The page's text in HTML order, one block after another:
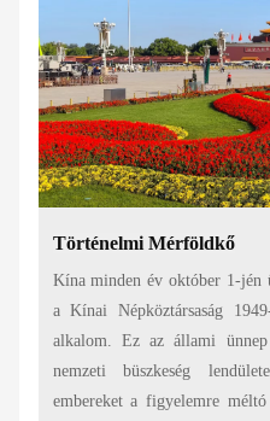
Történelmi Mérföldkő
Kína minden év október 1-jén
a Kínai Népköztársaság
alkalom. Ez az állami
nemzeti büszkeség
embereket a figyelemre méltó